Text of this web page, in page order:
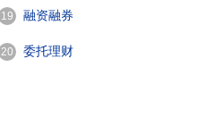
19 融资融券
20 委托理财